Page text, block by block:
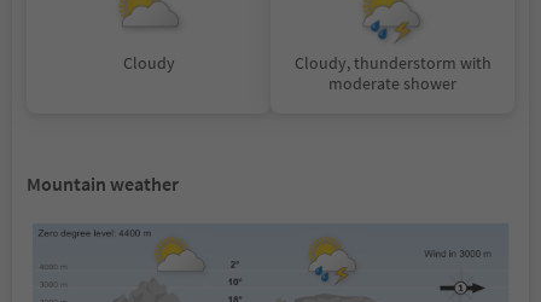
Cloudy
Cloudy, thunderstorm with
moderate shower
Mountain weather